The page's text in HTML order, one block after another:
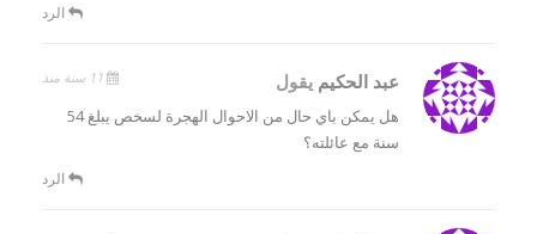
الرد
عبد الحكيم يقول
هل يمكن باي حال من الاحوال الهجرة لسخص يبلغ 54
سنة مع عائلته؟
الرد